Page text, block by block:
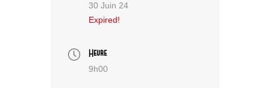
30 Juin 24
Expired!
Heure
9h00